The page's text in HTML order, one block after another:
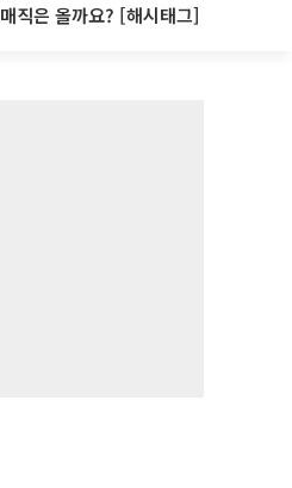
직은 올까요? [해시태그]